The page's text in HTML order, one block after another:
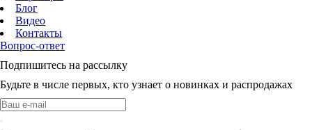
Блог
Видео
Контакты
Вопрос-ответ
Подпишитесь на рассылку
Будьте в числе первых, кто узнает о новинках и распродажах